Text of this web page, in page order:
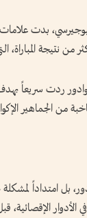
بدت علامات
المباراة،
ردت سريعاً
بل امتداداً
أهداف في الأدوار